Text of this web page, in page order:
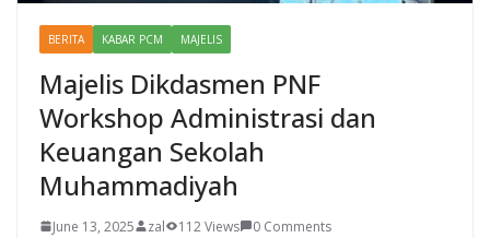
BERITA KABAR PCM MAJELIS
Majelis Dikdasmen PNF
Workshop Administrasi dan
Keuangan Sekolah
Muhammadiyah
June 13, 2025 zal 112 Views
0 Comments